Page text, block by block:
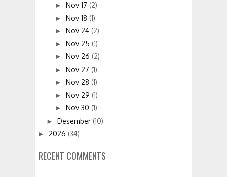
► Nov 17 (2)
► Nov 18 (1)
► Nov 24 (2)
► Nov 25 (1)
► Nov 26 (2)
► Nov 27 (1)
► Nov 28 (1)
► Nov 29 (1)
► Nov 30 (1)
► Desember (10)
► 2026 (34)
RECENT COMMENTS